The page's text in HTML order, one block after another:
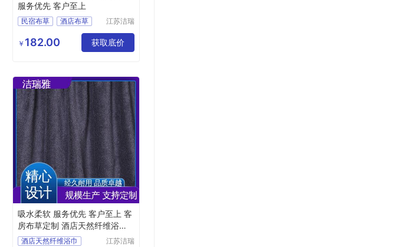
服务优先 客户至上
民宿布草
酒店布草
客房布草
江苏洁瑞
有限公司
￥ 182.00 获取底价
吸水柔软 服务优先 客户至上 客
房布草定制 酒店天然纤维浴巾
洁瑞雅
酒店天然纤维浴巾
江苏洁瑞